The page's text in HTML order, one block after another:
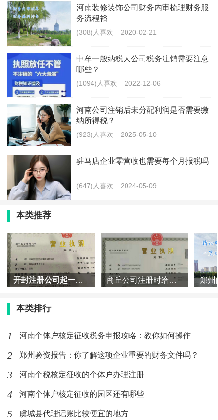
个人所得税的规定》（财税[2000]91号）的规定，
个人独资企业和合伙企业注销后，原投资者取得的生
产经营所得应按照“个体工商户的生产经营所得”项目
计征个人所得税。对于有限责任公司和股份有限公
司，注销时将未分配利润分配给自然人股东时，股东
需就“利息、股息、红利所得”缴纳个人所得税，税率
为20%。
- 以一个具体的例子来说明，某有限责任公司注销
时，其未分配利润总额为100万元，若全部分配给一
位自然人股东，那么该股东需缴纳的个人所得税为
100万元乘以20%，即20万元。
企业股东的税务处理
- 对于居民企业之间的股息、红利等权益性投资收
河南注册中字头公司
注销公司的法人股东是企业，那
么该企业从被注销公司分得的未分配利润在符合相关
条件的情况下可作免税收入处理，无需再次缴纳企业
所得税。
- 例如，A公司注销时，将50万元的未分配利润分
取得的这50万元无需再次缴纳企业所得税。
特殊情况下的税务处理及考虑因素
清算所得的税务处理
- 当公司清算所得（即企业的全部资产可变现价值
河南装修装饰公司财务内审梳理财务服
务流程裕
(308)人喜欢 2020-02-21
中牟一般纳税人公司税务注销需要注意
哪些？
(1094)人喜欢 2022-12-06
河南公司注销后未分配利润是否需要缴
纳所得税？
(923)人喜欢 2025-05-10
驻马店企业零营收也需要每个月报税吗
(647)人喜欢 2024-05-09
本类推荐
开封注册公司起一个好的公司名称有哪些技巧？ 商丘公司注册时给公司起名字可以用成语吗
本类排行
1 河南个体户核定征收税务申报攻略：教你如何操作
2 郑州验资报告：你了解这项企业重要的财务文件吗？
3 河南个税核定征收的个体户办理注册
4 河南个体户核定征收的园区还有哪些
5 虞城县代理记账比较便宜的地方